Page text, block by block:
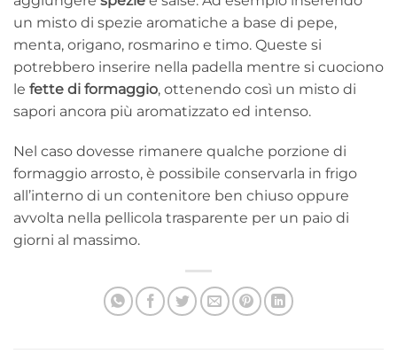
un misto di spezie aromatiche a base di pepe,
menta, origano, rosmarino e timo. Queste si
potrebbero inserire nella padella mentre si cuociono
le fette di formaggio, ottenendo così un misto di
sapori ancora più aromatizzato ed intenso.
Nel caso dovesse rimanere qualche porzione di
formaggio arrosto, è possibile conservarla in frigo
all’interno di un contenitore ben chiuso oppure
avvolta nella pellicola trasparente per un paio di
giorni al massimo.